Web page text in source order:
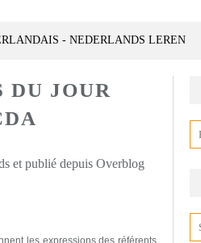
- NEDERLANDS LEREN
JOUR
et publié depuis Overblog
ntles expressions des référents